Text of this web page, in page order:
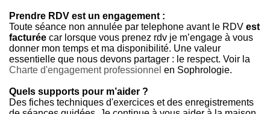
Prendre RDV est un engagement :
Toute séance non annulée par telephone avant le RDV est
facturée car lorsque vous prenez rdv je m’engage à vous
donner mon temps et ma disponibilité. Une valeur
essentielle que nous devons partager : le respect. Voir la
Charte d'engagement professionnel en Sophrologie.
Quels supports pour m’aider ?
Des fiches techniques d'exercices et des enregistrements